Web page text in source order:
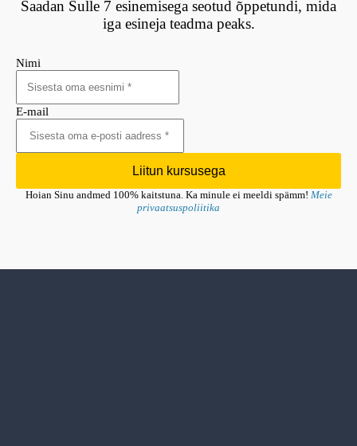
Saadan Sulle 7 esinemisega seotud õppetundi, mida
iga esineja teadma peaks.
Nimi
E-mail
Liitun kursusega
Hoian Sinu andmed 100% kaitstuna. Ka minule ei meeldi spämm! Meie
privaatsuspoliitika